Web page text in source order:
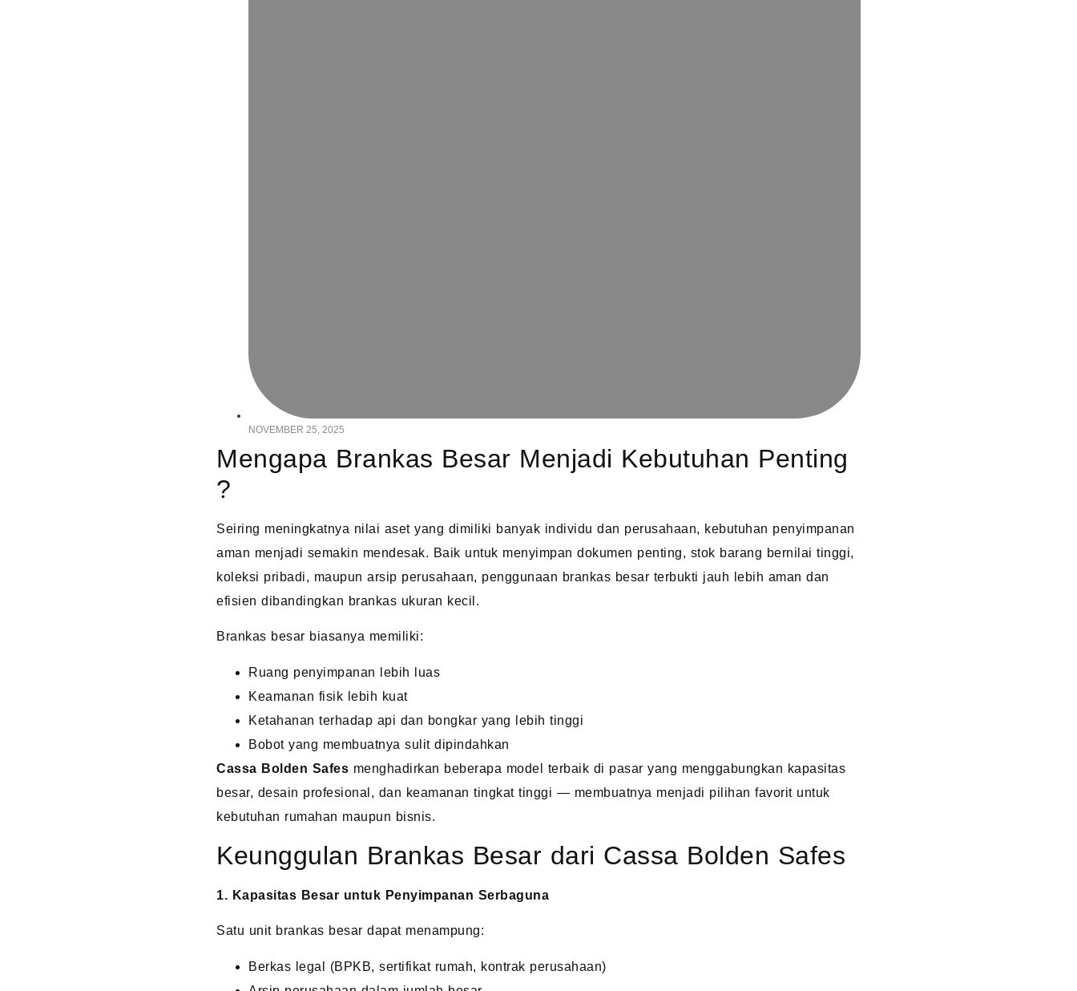
NOVEMBER 25, 2025
Mengapa Brankas Besar Menjadi Kebutuhan Penting
?
Seiring meningkatnya nilai aset yang dimiliki banyak individu dan perusahaan, kebutuhan penyimpanan
aman menjadi semakin mendesak. Baik untuk menyimpan dokumen penting, stok barang bernilai tinggi,
koleksi pribadi, maupun arsip perusahaan, penggunaan brankas besar terbukti jauh lebih aman dan
efisien dibandingkan brankas ukuran kecil.
Brankas besar biasanya memiliki:
Ruang penyimpanan lebih luas
Keamanan fisik lebih kuat
Ketahanan terhadap api dan bongkar yang lebih tinggi
Bobot yang membuatnya sulit dipindahkan
Cassa Bolden Safes menghadirkan beberapa model terbaik di pasar yang menggabungkan kapasitas
besar, desain profesional, dan keamanan tingkat tinggi — membuatnya menjadi pilihan favorit untuk
kebutuhan rumahan maupun bisnis.
Keunggulan Brankas Besar dari Cassa Bolden Safes
1. Kapasitas Besar untuk Penyimpanan Serbaguna
Satu unit brankas besar dapat menampung:
Berkas legal (BPKB, sertifikat rumah, kontrak perusahaan)